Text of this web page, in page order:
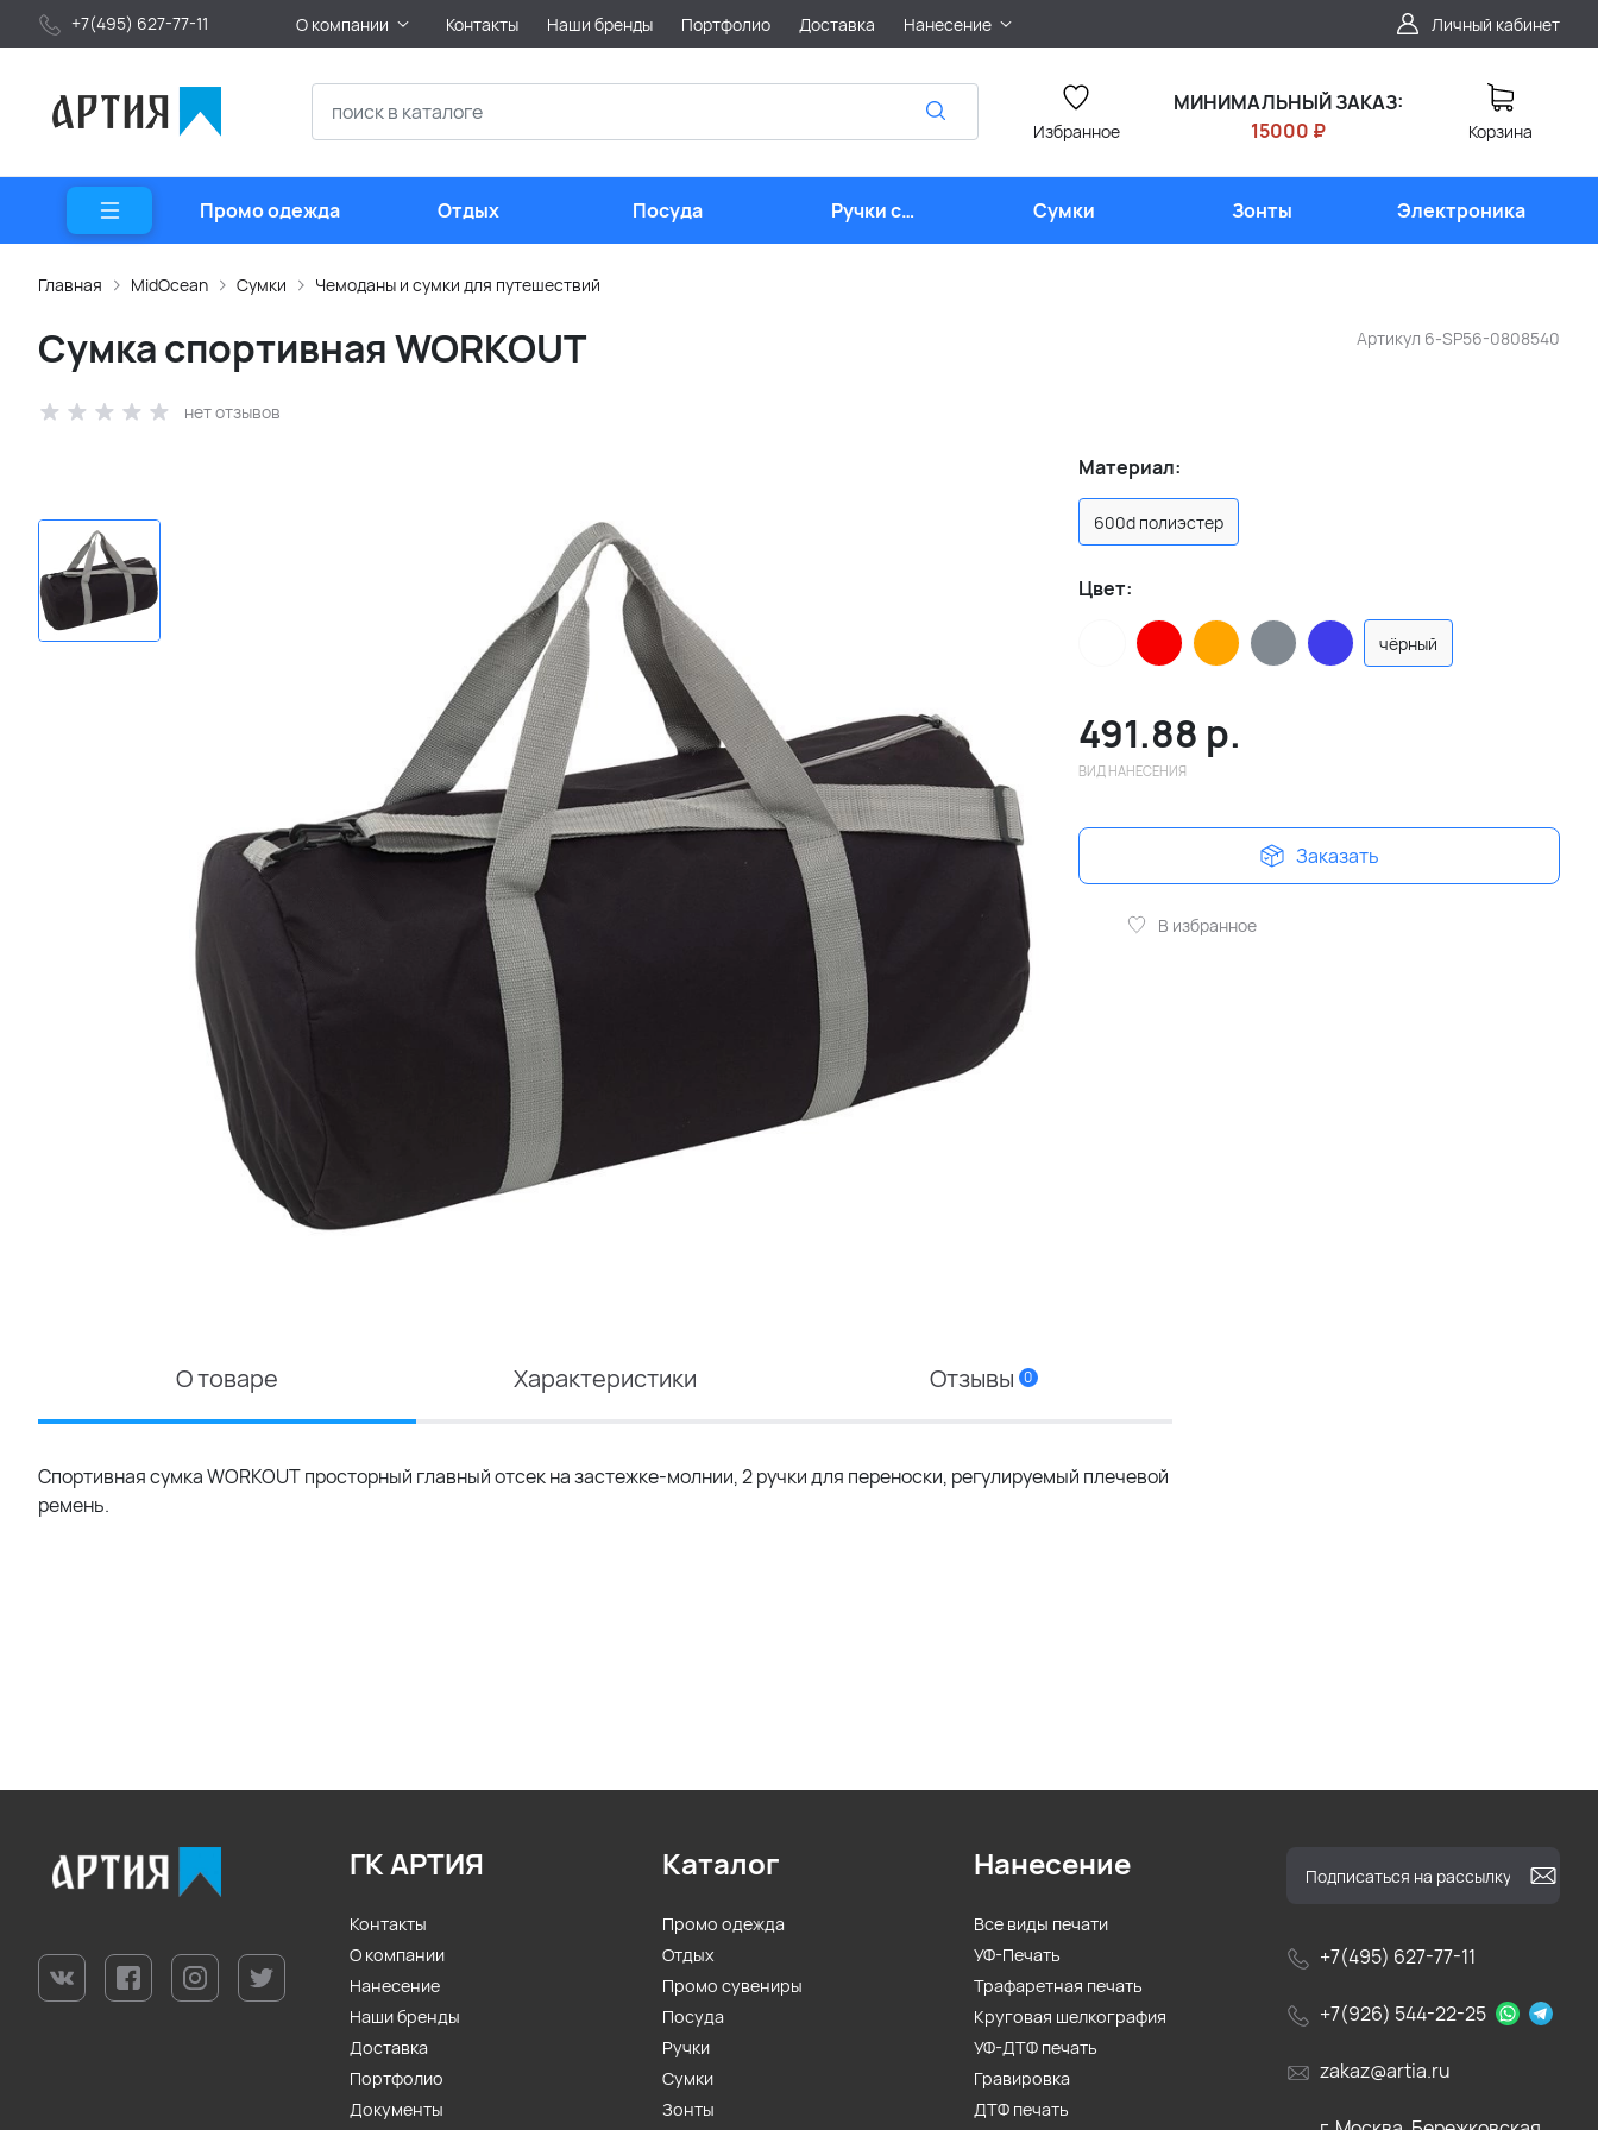
+7(495) 627-77-11 О компании Контакты Наши бренды Портфолио Доставка Нанесение Личный кабинет
Избранное
МИНИМАЛЬНЫЙ ЗАКАЗ:
15000 ₽
Корзина
Промо одежда Отдых Посуда
Ручки с
логотипом
Сумки Зонты Электроника
Главная MidOcean Сумки Чемоданы и сумки для путешествий
Артикул 6-SP56-0808540
Сумка спортивная WORKOUT
нет отзывов
Материал:
600d полиэстер
Цвет:
чёрный
491.88 р.
ВИД НАНЕСЕНИЯ
Заказать
В избранное
О товаре Характеристики Отзывы 0
Спортивная сумка WORKOUT просторный главный отсек на застежке-молнии, 2 ручки для переноски, регулируемый плечевой
ремень.
+7(495) 627-77-11
+7(926) 544-22-25
zakaz@artia.ru
ГК АРТИЯ
Контакты
О компании
Нанесение
Наши бренды
Доставка
Портфолио
Документы
Каталог
Промо одежда
Отдых
Промо сувениры
Посуда
Ручки
Сумки
Зонты
Нанесение
Все виды печати
УФ-Печать
Трафаретная печать
Круговая шелкография
УФ-ДТФ печать
Гравировка
ДТФ печать